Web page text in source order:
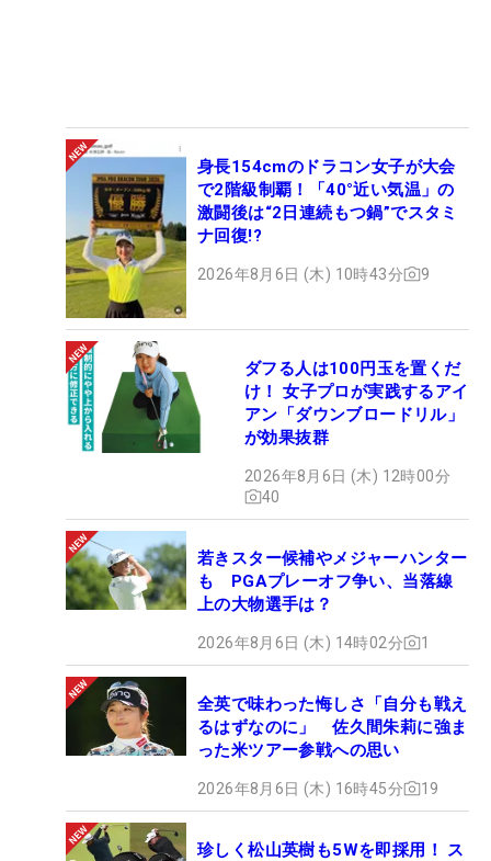
身長154cmのドラコン女子が大会
で2階級制覇！「40°近い気温」の
激闘後は“2日連続もつ鍋”でスタミ
ナ回復!?
2026年8月6日 (木) 10時43分 9
ダフる人は100円玉を置くだ
け！ 女子プロが実践するアイ
アン「ダウンブロードリル」
が効果抜群
2026年8月6日 (木) 12時00分
40
若きスター候補やメジャーハンター
も PGAプレーオフ争い、当落線
上の大物選手は？
2026年8月6日 (木) 14時02分 1
全英で味わった悔しさ「自分も戦え
るはずなのに」 佐久間朱莉に強ま
った米ツアー参戦への思い
2026年8月6日 (木) 16時45分 19
珍しく松山英樹も5Wを即採用！ ス